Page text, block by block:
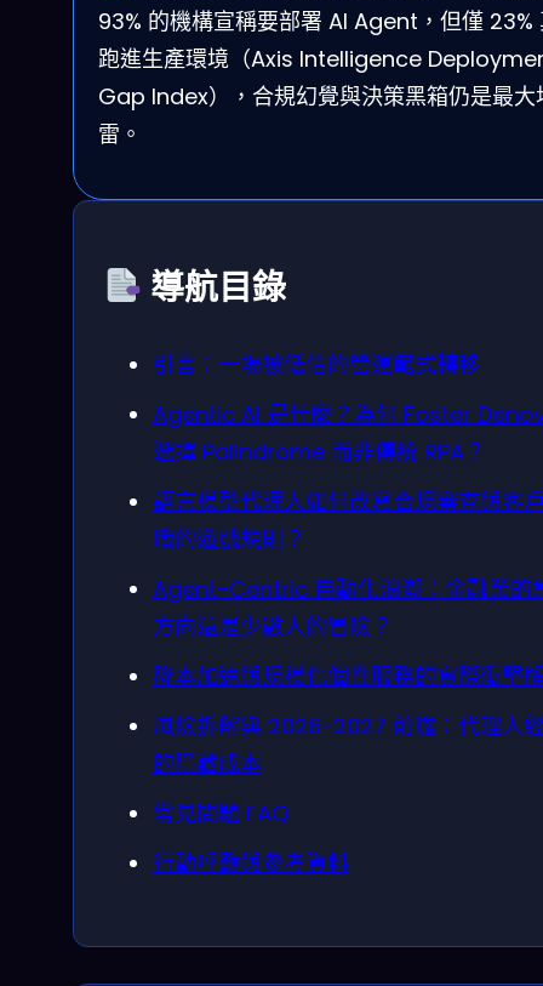
93% 的機構宣稱要部署 AI Agent，但僅 23%
跑進生產環境（Axis Intelligence
Gap Index），合規幻覺與決策黑箱仍是最大
雷。
導航目錄
引言：一場被低估的營運範式轉移
Agentic AI 是什麼？為何 Foster
選擇 Palindrome 而非傳統 RPA？
語言模型代理人如何改寫合規審查與客
職的遊戲規則？
Agent-Centric 自動化浪潮：金融業的
方向還是少數人的冒險？
降本加速與規模化個性服務的實際衝擊
風險拆解與 2026-2027 前瞻：代理人
的隱藏成本
常見問題 FAQ
行動呼籲與參考資料